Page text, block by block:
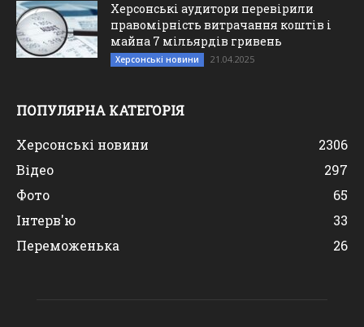
Херсонські аудитори перевірили
правомірність витрачання коштів і
майна 7 мільярдів гривень
Херсонські новини 21.04.2025
ПОПУЛЯРНА КАТЕГОРІЯ
Херсонські новини
2306
Відео
297
Фото
65
Інтерв'ю
33
Переможенька
26